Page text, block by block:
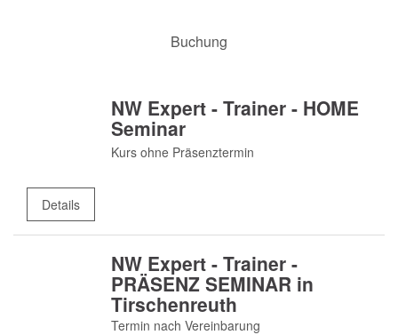
Buchung
NW Expert - Trainer - HOME
Seminar
Kurs ohne Präsenztermin
Details
NW Expert - Trainer -
PRÄSENZ SEMINAR in
Tirschenreuth
Termin nach Vereinbarung